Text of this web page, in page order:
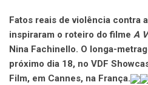
Fatos reais de violência contra
inspiraram o roteiro do filme A
Nina Fachinello. O longa-
próximo dia 18, no VDF
Film, em Cannes, na França.